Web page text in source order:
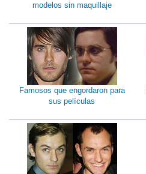
modelos sin maquillaje
Famosos que engordaron para
sus películas